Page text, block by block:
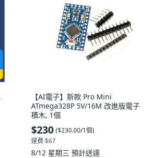
【AI電子】新款 Pro Mini
ATmega328P 5V/16M 改進版電子
積木, 1個
$230 ($230.00/1個)
運費 $67
8/12 星期三 預計送達